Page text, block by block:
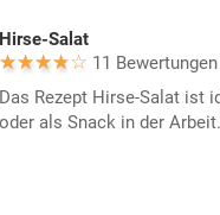
Hirse-Salat
11 Bewertungen
Das Rezept Hirse-Salat ist
oder als Snack in der Arbeit.